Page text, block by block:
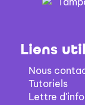
Liens
Nous
Tutoriels
Lettre